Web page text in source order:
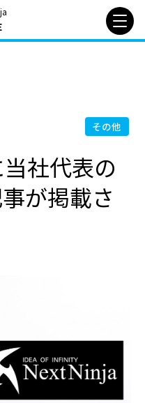
その他
当社代表の
が掲載さ